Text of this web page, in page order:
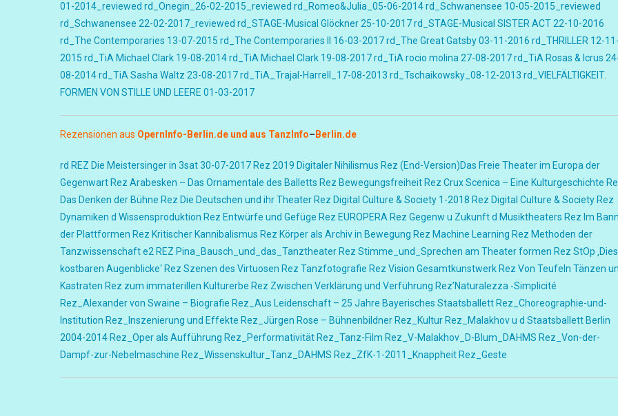
01-2014_reviewed rd_Onegin_26-02-2015_reviewed rd_Romeo&Julia_05-06-2014rd_Schwanensee 10-05-2015_reviewed
rd_Schwanensee 22-02-2017_reviewed rd_STAGE-Musical Glöckner 25-10-2017rd_STAGE-Musical SISTER ACT 22-10-2016
rd_The Contemporaries 13-07-2015 rd_The Contemporaries II 16-03-2017rd_The Great Gatsby 03-11-2016 rd_THRILLER 12-
2015 rd_TiA Michael Clark 19-08-2014rd_TiA Michael Clark 19-08-2017rd_TiA rocio molina 27-08-2017rd_TiA Rosas & Icrus
08-2014rd_TiA Sasha Waltz 23-08-2017rd_TiA_Trajal-Harrell_17-08-2013 rd_Tschaikowsky_08-12-2013 rd_VIELFÄLTIGKEIT.
FORMEN VON STILLE UND LEERE 01-03-2017
Rezensionen aus OpernInfo-Berlin.de und aus TanzInfo– Berlin.de
rd REZ Die Meistersinger in 3sat 30-07-2017 Rez 2019 Digitaler Nihilismus Rez (End-Version)Das Freie Theater im Europa der
Gegenwart Rez Arabesken – Das Ornamentale des Balletts Rez Bewegungsfreiheit Rez Crux Scenica – Eine Kulturgeschichte
Das Denken der Bühne Rez Die Deutschen und ihr Theater Rez Digital Culture & Society 1-2018 Rez Digital Culture & Society Rez
Dynamiken d Wissensproduktion Rez Entwürfe und Gefüge Rez EUROPERA Rez Gegenw u Zukunft d Musiktheaters Rez Im
der Plattformen Rez Kritischer Kannibalismus Rez Körper als Archiv in Bewegung Rez Machine Learning Rez Methoden der
Tanzwissenschaft e2 REZ Pina_Bausch_und_das_Tanztheater Rez Stimme_und_Sprechen am Theater formen Rez StOp
kostbaren Augenblicke‘ Rez Szenen des Virtuosen Rez Tanzfotografie Rez Vision Gesamtkunstwerk Rez Von Teufeln Tänzen
Kastraten Rez zum immaterillen Kulturerbe Rez Zwischen Verklärung und Verführung Rez’Naturalezza -Simplicité
Rez_Alexander von Swaine – Biografie Rez_Aus Leidenschaft – 25 Jahre Bayerisches Staatsballett Rez_Choreographie-und-
Institution Rez_Inszenierung und Effekte Rez_Jürgen Rose – Bühnenbildner Rez_Kultur Rez_Malakhov u d Staatsballett Berlin
2004-2014 Rez_Oper als Aufführung Rez_Performativität Rez_Tanz-Film Rez_V-Malakhov_D-Blum_DAHMS Rez_Von-der-
Dampf-zur-Nebelmaschine Rez_Wissenskultur_Tanz_DAHMS Rez_ZfK-1-2011_Knappheit Rez_Geste